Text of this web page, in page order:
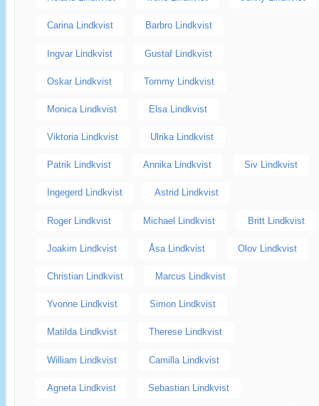
Carina Lindkvist Barbro Lindkvist
Ingvar Lindkvist Gustaf Lindkvist
Oskar Lindkvist Tommy Lindkvist
Monica Lindkvist Elsa Lindkvist
Viktoria Lindkvist Ulrika Lindkvist
Patrik Lindkvist Annika Lindkvist Siv Lindkvist
Ingegerd Lindkvist Astrid Lindkvist
Roger Lindkvist Michael Lindkvist Britt Lindkvist
Joakim Lindkvist Åsa Lindkvist Olov Lindkvist
Christian Lindkvist Marcus Lindkvist
Yvonne Lindkvist Simon Lindkvist
Matilda Lindkvist Therese Lindkvist
William Lindkvist Camilla Lindkvist
Agneta Lindkvist Sebastian Lindkvist